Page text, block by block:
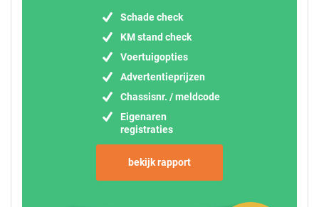
Schade check
KM stand check
Voertuigopties
Advertentieprijzen
Chassisnr. / meldcode
Eigenaren
registraties
bekijk rapport